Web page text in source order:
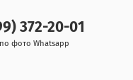
372-20-01
фото Whatsapp